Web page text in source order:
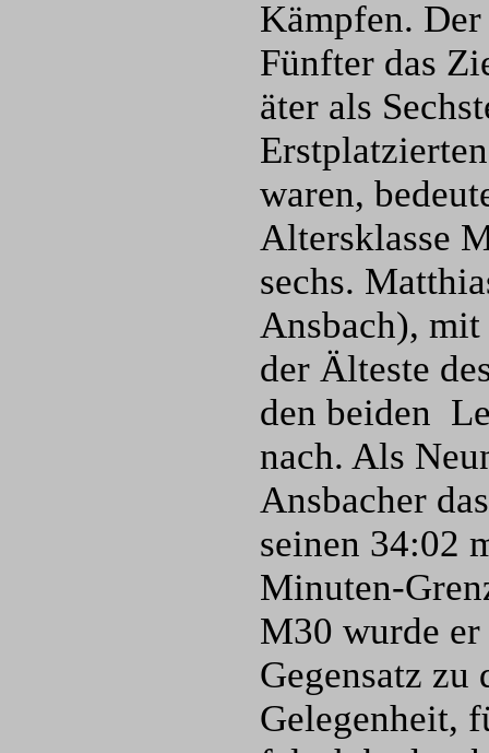
Kämpfen.
Fünfter das
äter als
waren,
Altersklasse
sechs.
Ansbach), mit
der Älteste
den beiden
nach. Als
Ansbacher
seinen 34:02
Minuten-
M30 wurde
Gegensatz
Gelegenheit,